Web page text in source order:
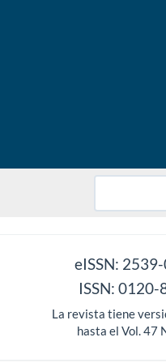
eISSN:
ISSN: 0120-
La revista tiene
hasta el Vol. 47